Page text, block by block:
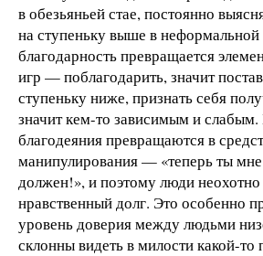
в обезьяньей стае, постоянно
на ступеньку выше в
благодарность превращается
игр — поблагодарить, значит
ступеньку ниже, признать себя
значит кем-то зависимым и слабым.
благодеяния превращаются в
манипулирования — «теперь ты
должен!», и поэтому люди
нравственный долг. Это особенно
уровень доверия между людьми
склонны видеть в милости какой-то